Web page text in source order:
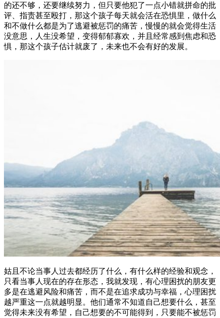
的还不够，还要继续努力，但只要他犯了一点小错就拼命的批
评、指责甚至殴打，那这个孩子每天就会活在恐惧里，做什么
和不做什么都是为了逃避被惩罚的痛苦，慢慢的就会觉得生活
没意思，人生没希望，变得郁郁寡欢，并且经常感到焦虑和恐
惧，那这个孩子估计就废了，未来也不会有好的发展。
姑且不论当事人过去都经历了什么，有什么样的经验和观念，
只看当事人现在的存在形态，我就发现，有心理困扰的朋友更
多是在逃避风险和痛苦，而不是在追求成功与幸福，心理困扰
越严重这一点就越明显。他们通常不知道自己想要什么，甚至
觉得未来没有希望，自己想要的不可能得到，只要能不被惩罚